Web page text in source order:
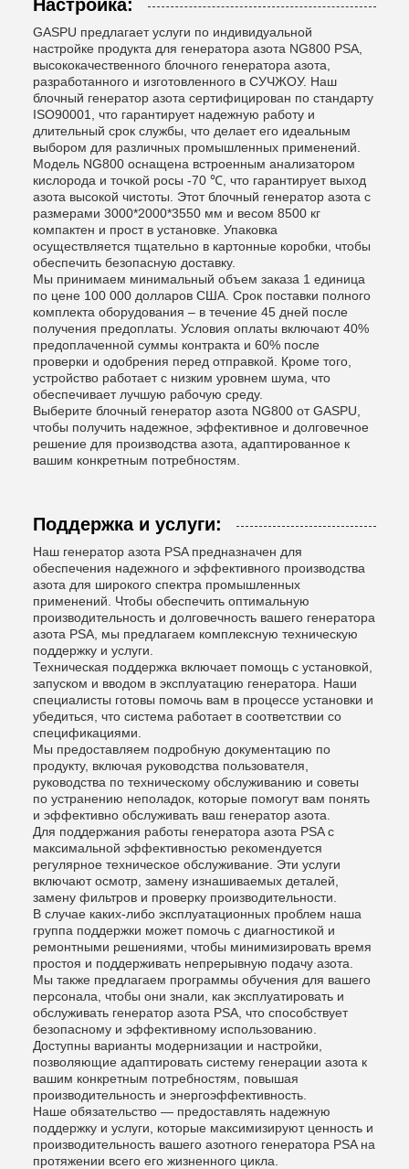
Настройка:
GASPU предлагает услуги по индивидуальной
настройке продукта для генератора азота NG800 PSA,
высококачественного блочного генератора азота,
разработанного и изготовленного в СУЧЖОУ. Наш
блочный генератор азота сертифицирован по стандарту
ISO90001, что гарантирует надежную работу и
длительный срок службы, что делает его идеальным
выбором для различных промышленных применений.
Модель NG800 оснащена встроенным анализатором
кислорода и точкой росы -70 ℃, что гарантирует выход
азота высокой чистоты. Этот блочный генератор азота с
размерами 3000*2000*3550 мм и весом 8500 кг
компактен и прост в установке. Упаковка
осуществляется тщательно в картонные коробки, чтобы
обеспечить безопасную доставку.
Мы принимаем минимальный объем заказа 1 единица
по цене 100 000 долларов США. Срок поставки полного
комплекта оборудования – в течение 45 дней после
получения предоплаты. Условия оплаты включают 40%
предоплаченной суммы контракта и 60% после
проверки и одобрения перед отправкой. Кроме того,
устройство работает с низким уровнем шума, что
обеспечивает лучшую рабочую среду.
Выберите блочный генератор азота NG800 от GASPU,
чтобы получить надежное, эффективное и долговечное
решение для производства азота, адаптированное к
вашим конкретным потребностям.
Поддержка и услуги:
Наш генератор азота PSA предназначен для
обеспечения надежного и эффективного производства
азота для широкого спектра промышленных
применений. Чтобы обеспечить оптимальную
производительность и долговечность вашего генератора
азота PSA, мы предлагаем комплексную техническую
поддержку и услуги.
Техническая поддержка включает помощь с установкой,
запуском и вводом в эксплуатацию генератора. Наши
специалисты готовы помочь вам в процессе установки и
убедиться, что система работает в соответствии со
спецификациями.
Мы предоставляем подробную документацию по
продукту, включая руководства пользователя,
руководства по техническому обслуживанию и советы
по устранению неполадок, которые помогут вам понять
и эффективно обслуживать ваш генератор азота.
Для поддержания работы генератора азота PSA с
максимальной эффективностью рекомендуется
регулярное техническое обслуживание. Эти услуги
включают осмотр, замену изнашиваемых деталей,
замену фильтров и проверку производительности.
В случае каких-либо эксплуатационных проблем наша
группа поддержки может помочь с диагностикой и
ремонтными решениями, чтобы минимизировать время
простоя и поддерживать непрерывную подачу азота.
Мы также предлагаем программы обучения для вашего
персонала, чтобы они знали, как эксплуатировать и
обслуживать генератор азота PSA, что способствует
безопасному и эффективному использованию.
Доступны варианты модернизации и настройки,
позволяющие адаптировать систему генерации азота к
вашим конкретным потребностям, повышая
производительность и энергоэффективность.
Наше обязательство — предоставлять надежную
поддержку и услуги, которые максимизируют ценность и
производительность вашего азотного генератора PSA на
протяжении всего его жизненного цикла.